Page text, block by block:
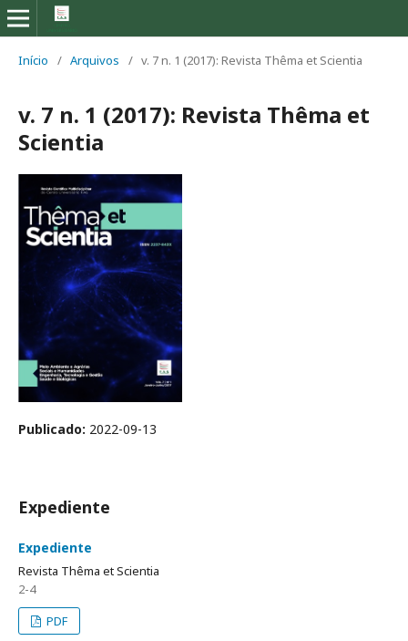
Início / Arquivos / v. 7 n. 1 (2017): Revista Thêma et Scientia
v. 7 n. 1 (2017): Revista Thêma et
Scientia
Publicado: 2022-09-13
Expediente
Expediente
Revista Thêma et Scientia
2-4
PDF